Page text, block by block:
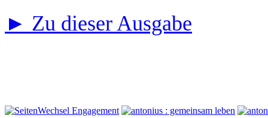
► Zu dieser Ausgabe